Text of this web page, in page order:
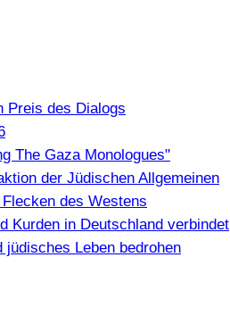
Preis des Dialogs
The Gaza Monologues"
der Jüdischen Allgemeinen
des Westens
Kurden in Deutschland verbindet
Leben bedrohen